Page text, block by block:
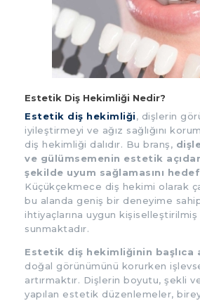
Estetik Diş Hekimliği Nedir?
Estetik diş hekimliği, dişlerin
iyileştirmeyi ve ağız sağlığını
diş hekimliği dalıdır. Bu branş,
ve gülümsemenin estetik
şekilde uyum sağlamasını
Küçükçekmece diş hekimi olarak
bu alanda geniş bir deneyime
ihtiyaçlarına uygun
sunmaktadır.
Estetik diş hekimliğinin başlıca
doğal görünümünü korurken
artırmaktır. Dişlerin boyutu, şekli
yapılan estetik düzenlemeler,